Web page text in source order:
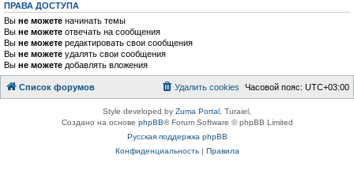
ПРАВА ДОСТУПА
Вы не можете начинать темы
Вы не можете отвечать на сообщения
Вы не можете редактировать свои сообщения
Вы не можете удалять свои сообщения
Вы не можете добавлять вложения
Список форумов Часовой пояс: UTC+03:00
Удалить cookies
Style developed by Zuma Portal , Turaiel,
Создано на основе phpBB® Forum Software © phpBB Limited
Русская поддержка phpBB
Конфиденциальность| Правила